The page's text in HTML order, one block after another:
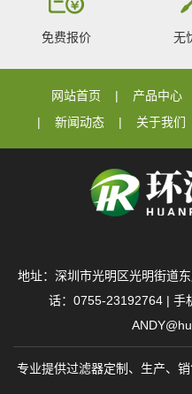
免费报价 无
网站首页 产品中心
新闻动态
关于我们
地址：深圳市光明区光明街道
话：0755-23192764 | 手
专业提供过滤器定制、生产、